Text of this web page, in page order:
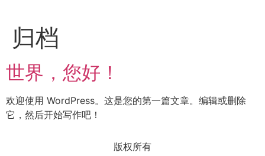
归档
世界，您好！
欢迎使用 WordPress。这是您的第一篇文章。编辑或删除
它，然后开始写作吧！
版权所有